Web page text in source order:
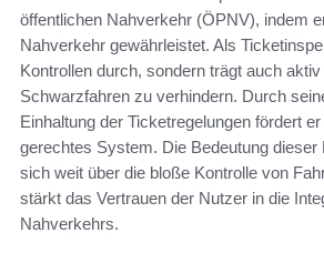
öffentlichen Nahverkehr (ÖPNV), indem
Nahverkehr gewährleistet. Als
Kontrollen durch, sondern trägt auch aktiv
Schwarzfahren zu verhindern. Durch
Einhaltung der Ticketregelungen fördert
gerechtes System. Die Bedeutung dieser
sich weit über die bloße Kontrolle von
stärkt das Vertrauen der Nutzer in die
Nahverkehrs.